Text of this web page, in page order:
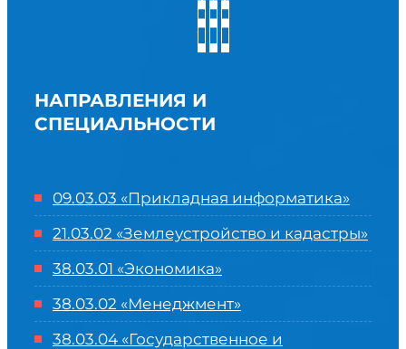
НАПРАВЛЕНИЯ И
СПЕЦИАЛЬНОСТИ
09.03.03 «Прикладная информатика»
21.03.02 «Землеустройство и кадастры»
38.03.01 «Экономика»
38.03.02 «Менеджмент»
38.03.04 «Государственное и